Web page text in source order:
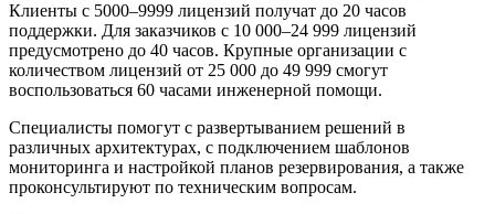
Клиенты с 5000–9999 лицензий получат до 20 часов
поддержки. Для заказчиков с 10 000–24 999 лицензий
предусмотрено до 40 часов. Крупные организации с
количеством лицензий от 25 000 до 49 999 смогут
воспользоваться 60 часами инженерной помощи.
Специалисты помогут с развертыванием решений в
различных архитектурах, с подключением шаблонов
мониторинга и настройкой планов резервирования, а также
проконсультируют по техническим вопросам.